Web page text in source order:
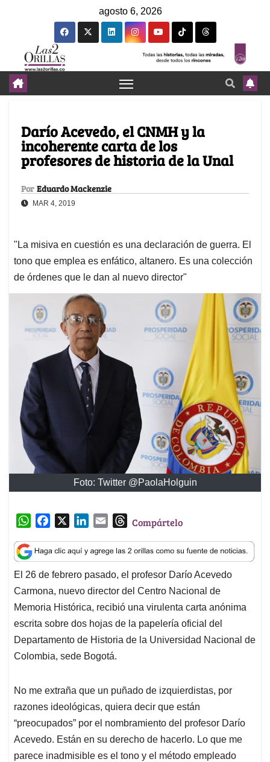
agosto 6, 2026
Darío Acevedo, el CNMH y la
incoherente carta de los
profesores de historia de la Unal
Por Eduardo Mackenzie
MAR 4, 2019
"La misiva en cuestión es una declaración de guerra. El
tono que emplea es enfático, altanero. Es una colección
de órdenes que le dan al nuevo director"
Foto: Twitter @PaolaHolguin
W
a
t
s
A
p
p
c
e
b
o
o
k
n
k
e
d
I
n
a
i
l
T
r
e
a
d
s
Compártelo
El 26 de febrero pasado, el profesor Darío Acevedo
Carmona, nuevo director del Centro Nacional de
Memoria Histórica, recibió una virulenta carta anónima
escrita sobre dos hojas de la papelería oficial del
Departamento de Historia de la Universidad Nacional de
Colombia, sede Bogotá.
No me extraña que un puñado de izquierdistas, por
razones ideológicas, quiera decir que están
“preocupados” por el nombramiento del profesor Darío
Acevedo. Están en su derecho de hacerlo. Lo que me
parece inadmisible es el tono y el método empleado